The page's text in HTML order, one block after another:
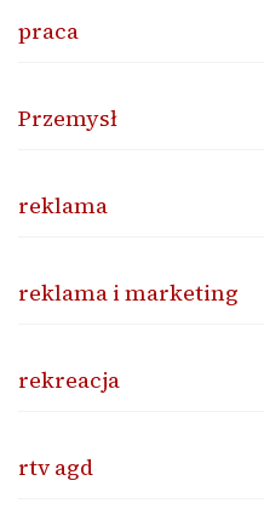
praca
Przemysł
reklama
reklama i marketing
rekreacja
rtv agd